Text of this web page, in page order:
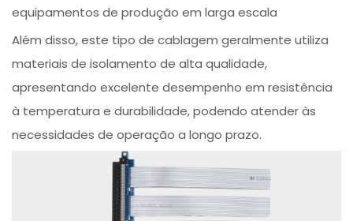
equipamentos de produção em larga escala
Além disso, este tipo de cablagem geralmente utiliza
materiais de isolamento de alta qualidade,
apresentando excelente desempenho em resistência
à temperatura e durabilidade, podendo atender às
necessidades de operação a longo prazo.